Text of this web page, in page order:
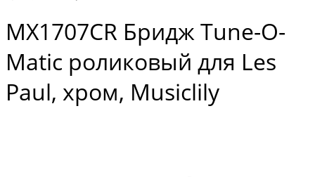
MX1707CR Бридж Tune-O-
Matic роликовый для Les
Paul, хром, Musiclily